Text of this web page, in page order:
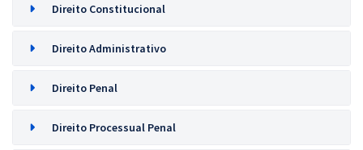
Direito Constitucional
Direito Administrativo
Direito Penal
Direito Processual Penal